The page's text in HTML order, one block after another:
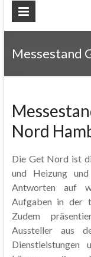
Messestand
Nord
Die Get Nord ist
und Heizung
Antworten auf
Aufgaben in der
Zudem
Aussteller aus
Dienstleistungen